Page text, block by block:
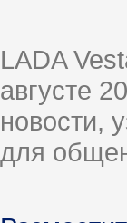
LADA
августе
новости,
для